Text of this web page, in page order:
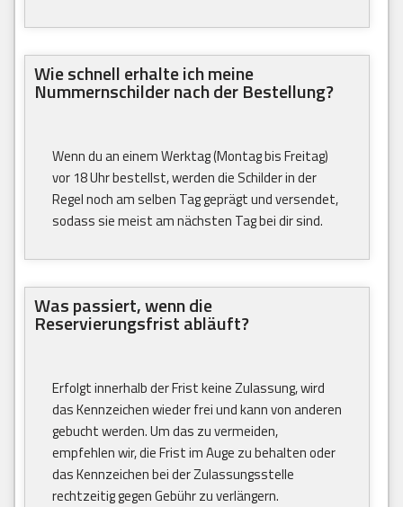
Wie schnell erhalte ich meine
Nummernschilder nach der Bestellung?
Wenn du an einem Werktag (Montag bis Freitag)
vor 18 Uhr bestellst, werden die Schilder in der
Regel noch am selben Tag geprägt und versendet,
sodass sie meist am nächsten Tag bei dir sind.
Was passiert, wenn die
Reservierungsfrist abläuft?
Erfolgt innerhalb der Frist keine Zulassung, wird
das Kennzeichen wieder frei und kann von anderen
gebucht werden. Um das zu vermeiden,
empfehlen wir, die Frist im Auge zu behalten oder
das Kennzeichen bei der Zulassungsstelle
rechtzeitig gegen Gebühr zu verlängern.